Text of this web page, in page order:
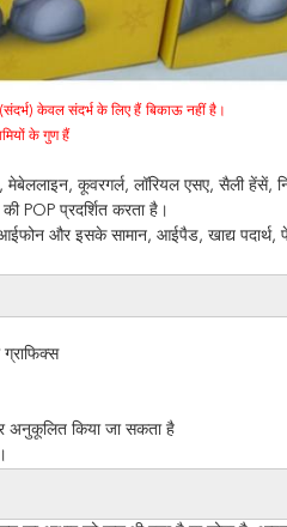
(संदर्भ) केवल संदर्भ के लिए हैं बिकाऊ नहीं है।
के गुण हैं
कूवरगर्ल, लॉरियल एसए, सैली हेंसें,
POP प्रदर्शित करता है।
और इसके सामान, आईपैड, खाद्य पदार्थ,
किया जा सकता है